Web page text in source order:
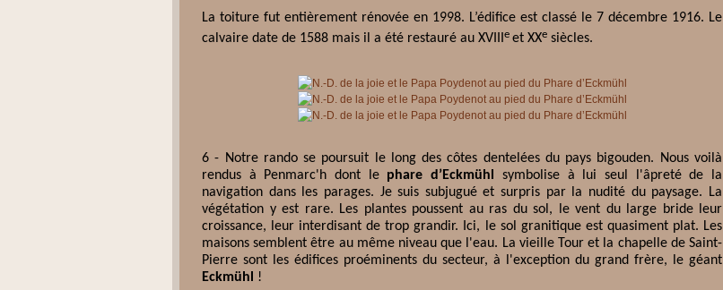
La toiture fut entièrement rénovée en 1998. L’édifice est classé le 7 décembre 1916. Le
calvaire date de 1588 mais il a été restauré au XVIII
e et XXe siècles.
6 - Notre rando se poursuit le long des côtes dentelées du pays bigouden. Nous voilà
rendus à Penmarc'h dont le phare d’Eckmühl
symbolise à lui seul l'âpreté de la
navigation dans les parages. Je suis subjugué et surpris par la nudité du paysage. La
végétation y est rare. Les plantes poussent au ras du sol, le vent du large bride leur
croissance, leur interdisant de trop grandir. Ici, le sol granitique est quasiment plat. Les
maisons semblent être au même niveau que l'eau. La vieille Tour et la chapelle de Saint-
Pierre sont les édifices proéminents du secteur, à l'exception du grand frère, le géant
Eckmühl
!